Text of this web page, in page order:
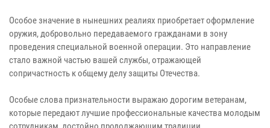
Особое значение в нынешних реалиях приобретает оформление
оружия, добровольно передаваемого гражданами в зону
проведения специальной военной операции. Это направление
стало важной частью вашей службы, отражающей
сопричастность к общему делу защиты Отечества.
Особые слова признательности выражаю дорогим ветеранам,
которые передают лучшие профессиональные качества молодым